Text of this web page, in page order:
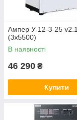
Ампер У 12-3-25 v2.1
(3х5500)
В наявності
46 290 ₴
Купити